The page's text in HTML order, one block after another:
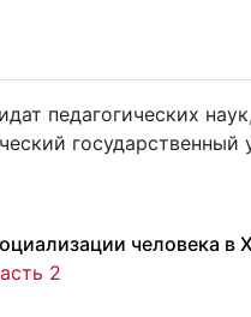
педагогических
государственный
человека в
2